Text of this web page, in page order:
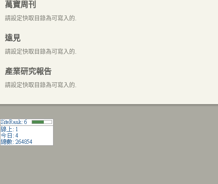
萬寶周刊
請設定快取目錄為可寫入的.
遠見
請設定快取目錄為可寫入的.
產業研究報告
請設定快取目錄為可寫入的.